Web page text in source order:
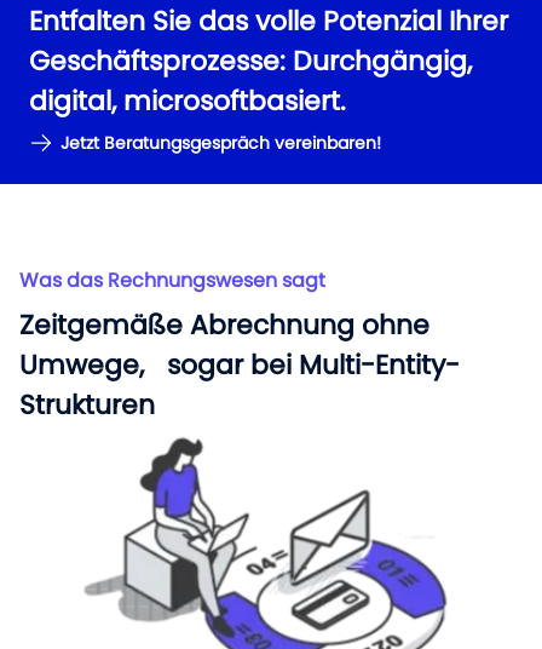
Entfalten Sie das volle Potenzial Ihrer
Geschäftsprozesse: Durchgängig,
digital, microsoftbasiert.
Jetzt Beratungsgespräch vereinbaren!
Was das Rechnungswesen sagt
Zeitgemäße Abrechnung ohne
Umwege, sogar bei Multi-Entity-
Strukturen